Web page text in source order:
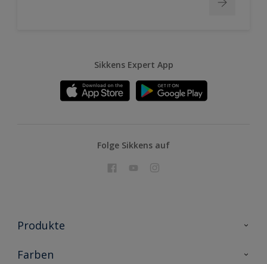
Sikkens Expert App
Folge Sikkens auf
Produkte
Holzschutz
Farben